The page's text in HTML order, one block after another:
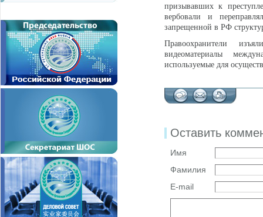
призывавших к
вербовали и
запрещенной в РФ
Правоохранители
видеоматериалы
используемые для
Оставить
Имя
Фамилия
E-mail